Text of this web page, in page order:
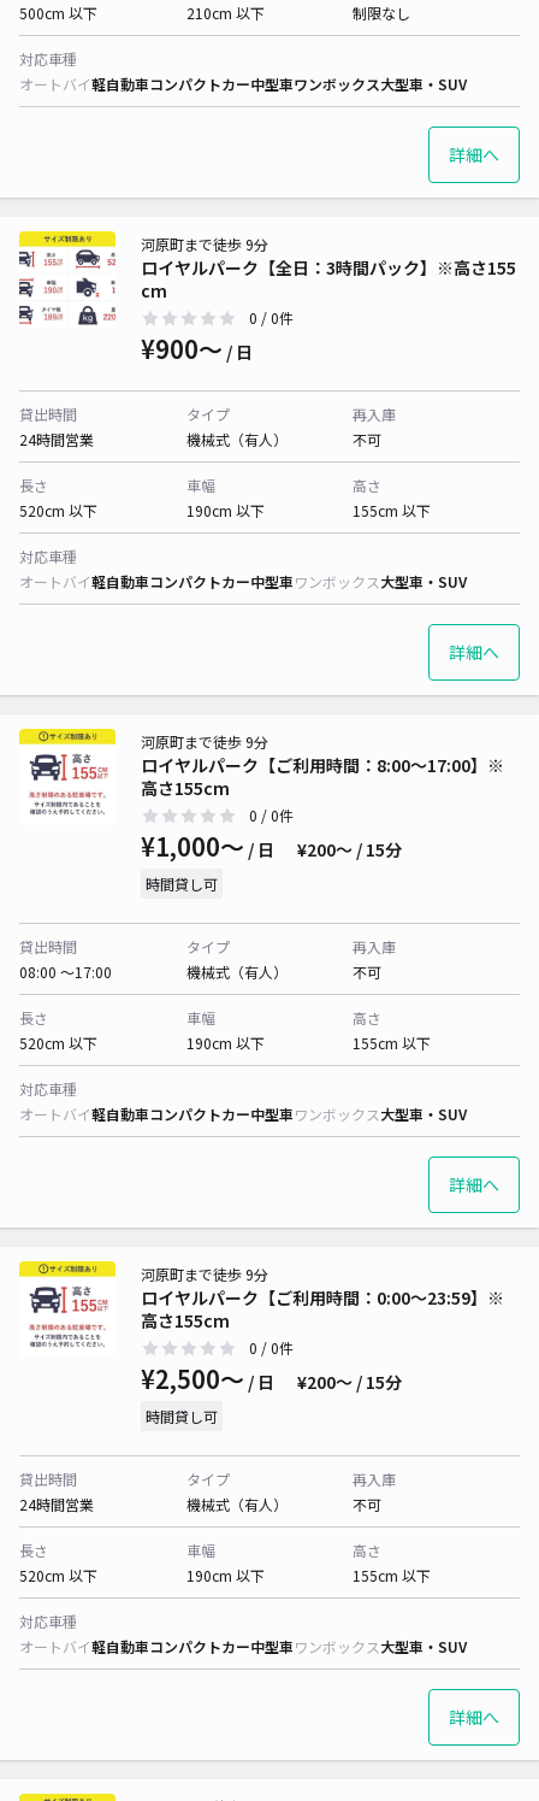
500cm 以下
210cm 以下
制限なし
対応車種
オートバイ軽自動車コンパクトカー中型車ワンボックス大型車・SUV
詳細へ
ロイヤルパーク【全日：3時間パック】※高さ155
cm
河原町まで徒歩 9分
0 / 0件
¥900〜 / 日
貸出時間
24時間営業
タイプ
機械式（有人）
再入庫
不可
長さ
520cm 以下
車幅
190cm 以下
高さ
155cm 以下
対応車種
オートバイ軽自動車コンパクトカー中型車ワンボックス大型車・SUV
詳細へ
ロイヤルパーク【ご利用時間：8:00〜17:00】※
高さ155cm
河原町まで徒歩 9分
0 / 0件
¥1,000〜 / 日 ¥200〜 / 15分
時間貸し可
貸出時間
08:00 〜17:00
タイプ
機械式（有人）
再入庫
不可
長さ
520cm 以下
車幅
190cm 以下
高さ
155cm 以下
対応車種
オートバイ軽自動車コンパクトカー中型車ワンボックス大型車・SUV
詳細へ
ロイヤルパーク【ご利用時間：0:00〜23:59】※
高さ155cm
河原町まで徒歩 9分
0 / 0件
¥2,500〜 / 日 ¥200〜 / 15分
時間貸し可
貸出時間
24時間営業
タイプ
機械式（有人）
再入庫
不可
長さ
520cm 以下
車幅
190cm 以下
高さ
155cm 以下
対応車種
オートバイ軽自動車コンパクトカー中型車ワンボックス大型車・SUV
詳細へ